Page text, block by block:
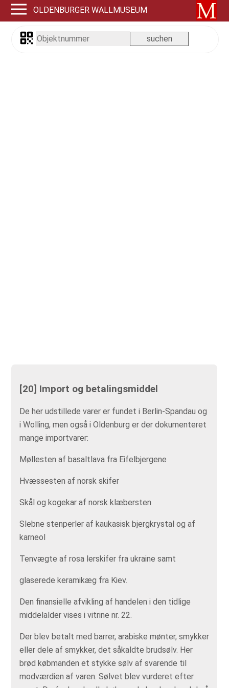
OLDENBURGER WALLMUSEUM
[20] Import og betalingsmiddel
De her udstillede varer er fundet i Berlin-Spandau og
i Wolling, men også i Oldenburg er der dokumenteret
mange importvarer:
Møllesten af basaltlava fra Eifelbjergene
Hvæssesten af norsk skifer
Skål og kogekar af norsk klæbersten
Slebne stenperler af kaukasisk bjergkrystal og af
karneol
Tenvægte af rosa lerskifer fra ukraine samt
glaserede keramikæg fra Kiev.
Den finansielle afvikling af handelen i den tidlige
middelalder vises i vitrine nr. 22.
Der blev betalt med barrer, arabiske mønter, smykker
eller dele af smykker, det såkaldte brudsølv. Her
brød købmanden et stykke sølv af svarende til
modværdien af varen. Sølvet blev vurderet efter